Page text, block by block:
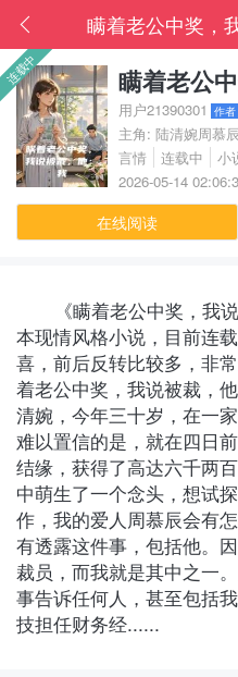
瞒着老公中奖，
你！陆清婉周慕
免
连载中
瞒着老公
我养你！
用户21390301 作者
主角: 陆清婉周慕辰
言情
连载中
小
2026-05-14
在线阅读
《瞒着老公中奖，我
本现情风格小说，目前连
喜，前后反转比较多，非
着老公中奖，我说被裁，
清婉，今年三十岁，在一
难以置信的是，就在四日
结缘，获得了高达六千两
中萌生了一个念头，想试
作，我的爱人周慕辰会有
有透露这件事，包括他。
裁员，而我就是其中之一
事告诉任何人，甚至包括
技担任财务经......